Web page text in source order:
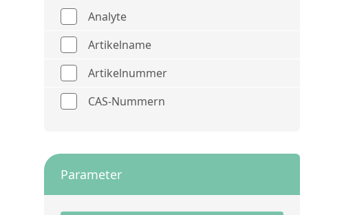
Analyte
Artikelname
Artikelnummer
CAS-Nummern
Parameter